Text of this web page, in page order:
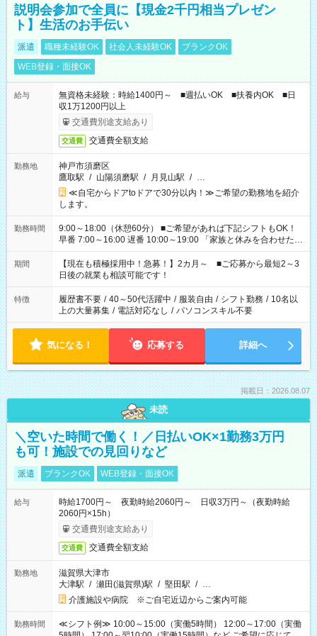
説明会参加で全員に【現金2千円相当プレゼン
ト】生活のお手伝い
派遣 職種未経験OK 社会人未経験OK
ブランクOK
WEB登録・面接OK
給与
無資格未経験：時給1400円～ ■週払いOK ■扶養内OK ■日
収1万1200円以上
交通費別途支給あり
交通費 交通費全額支給
勤務地
神戸市須磨区
鷹取駅 / 山陽須磨駅 / 月見山駅 / …
≪自宅からドアtoドアで30分以内！≫ご希望の勤務地を紹介
します。
勤務時間
9:00～18:00（休憩60分） ■ご希望があれば下記シフトもOK！
早番 7:00～16:00 遅番 10:00～19:00 「家族と休みを合わせた
い」 「余裕を持って夕飯の準備がしたい」 「できれば残業はし
たくない」 など、ご希望を教えてくださいね。 ※Wワーク希望
の方へ 今ご覧のお仕事で希望する勤務時間と、もう1つのお仕事
の勤務時間。 合計で週40時間を超える場合は応募できません。
期間
【現在も積極採用中！急募！】2カ月～ ■ご応募から最短2～3
日後の就業も相談可能です！
特徴 履歴書不要 / 40～50代活躍中 / 服装自由 / シフト勤務 / 10名以
上の大量募集 / 電話対応なし / パソコンスキル不要
気になる！ 応募する 詳細へ
掲載日：2026.08.07
未読
＼空いた時間で働く！／日払いOK×1勤務3万円
も可！施設での見回りなど
派遣 ブランクOK WEB登録・面接OK
給与
時給1700円～ 夜勤時給2060円～ 日収3万円～（夜勤時給
2060円×15h）
交通費別途支給あり
交通費 交通費全額支給
勤務地
滋賀県大津市
大津駅 / 瀬田(滋賀県)駅 / 堅田駅 / …
介護施設や病院 ※ご自宅近辺からご案内可能
勤務時間
≪シフト例≫ 10:00～15:00（実働5時間） 12:00～17:00（実働